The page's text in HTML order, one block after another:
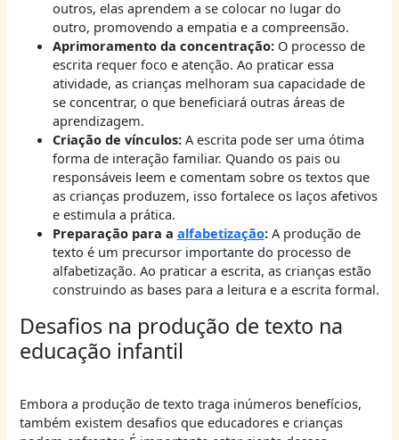
outros, elas aprendem a se colocar no lugar do
outro, promovendo a empatia e a compreensão.
Aprimoramento da concentração:O processo de
escrita requer foco e atenção. Ao praticar essa
atividade, as crianças melhoram sua capacidade de
se concentrar, o que beneficiará outras áreas de
aprendizagem.
Criação de vínculos:A escrita pode ser uma ótima
forma de interação familiar. Quando os pais ou
responsáveis leem e comentam sobre os textos que
as crianças produzem, isso fortalece os laços afetivos
e estimula a prática.
Preparação para a alfabetização:A produção de
texto é um precursor importante do processo de
alfabetização. Ao praticar a escrita, as crianças estão
construindo as bases para a leitura e a escrita formal.
Desafios na produção de texto na
educação infantil
Embora a produção de texto traga inúmeros benefícios,
também existem desafios que educadores e crianças